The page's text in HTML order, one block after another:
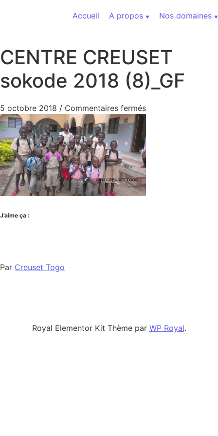
Accueil
A propos Nos domaines
CENTRE CREUSET
sokode 2018 (8)_GF
5 octobre 2018 / Commentaires ferméssur CENTRE
J’aime ça :
Par Creuset Togo
Royal Elementor Kit Thème par WP Royal.